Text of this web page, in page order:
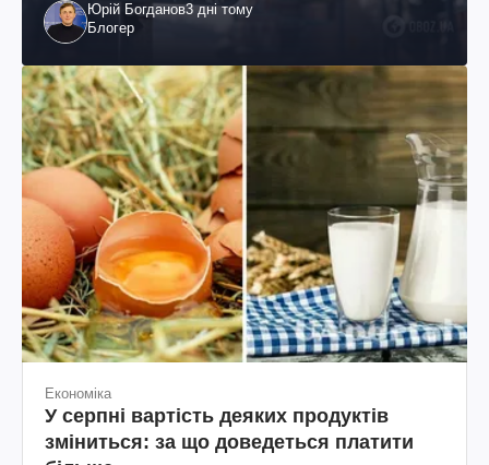
Юрій Богданов3 дні тому
Блогер
Економіка
У серпні вартість деяких продуктів
зміниться: за що доведеться платити